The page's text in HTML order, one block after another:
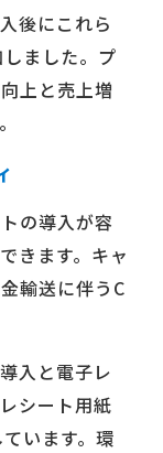
後にこれら
ました。プ
上と売上増
の導入が容
きます。キャ
輸送に伴うC
入と電子レ
シート用紙
います。環